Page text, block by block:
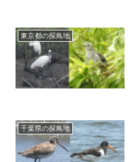
東京都の探鳥地
千葉県の探鳥地